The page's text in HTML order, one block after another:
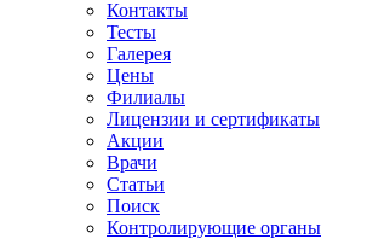
Контакты
Тесты
Галерея
Цены
Филиалы
Лицензии и сертификаты
Акции
Врачи
Статьи
Поиск
Контролирующие органы